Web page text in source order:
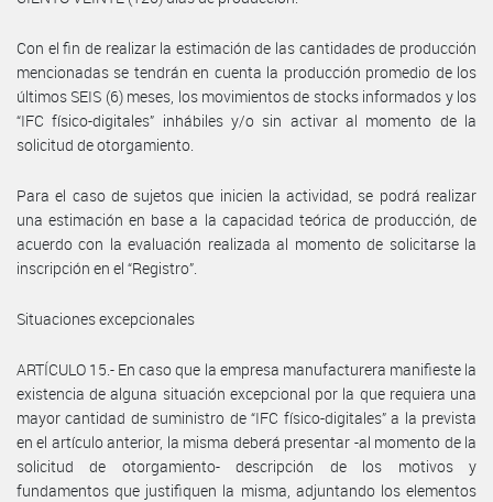
Con el fin de realizar la estimación de las cantidades de producción
mencionadas se tendrán en cuenta la producción promedio de los
últimos SEIS (6) meses, los movimientos de stocks informados y los
“IFC físico-digitales” inhábiles y/o sin activar al momento de la
solicitud de otorgamiento.
Para el caso de sujetos que inicien la actividad, se podrá realizar
una estimación en base a la capacidad teórica de producción, de
acuerdo con la evaluación realizada al momento de solicitarse la
inscripción en el “Registro”.
Situaciones excepcionales
ARTÍCULO 15.- En caso que la empresa manufacturera manifieste la
existencia de alguna situación excepcional por la que requiera una
mayor cantidad de suministro de “IFC físico-digitales” a la prevista
en el artículo anterior, la misma deberá presentar -al momento de la
solicitud de otorgamiento- descripción de los motivos y
fundamentos que justifiquen la misma, adjuntando los elementos